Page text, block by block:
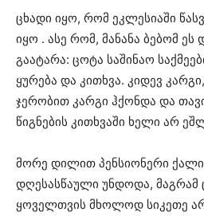
ცხადი იყო, რომ ეკლესიაში
იყო . ასე რომ, მანანა ბებომ
გაატარა: ცოტა საშინაო
ყურება და კითხვა. კიდევ
ჯერობით კარგი ჰქონდა და
წიგნების კითხვაში ხელი არ
მორე დილით პენსიონერი ქალი
დღესასწაული უნდოდა, მაგრამ
ყოველთვის მხოლოდ სიკეთე არ